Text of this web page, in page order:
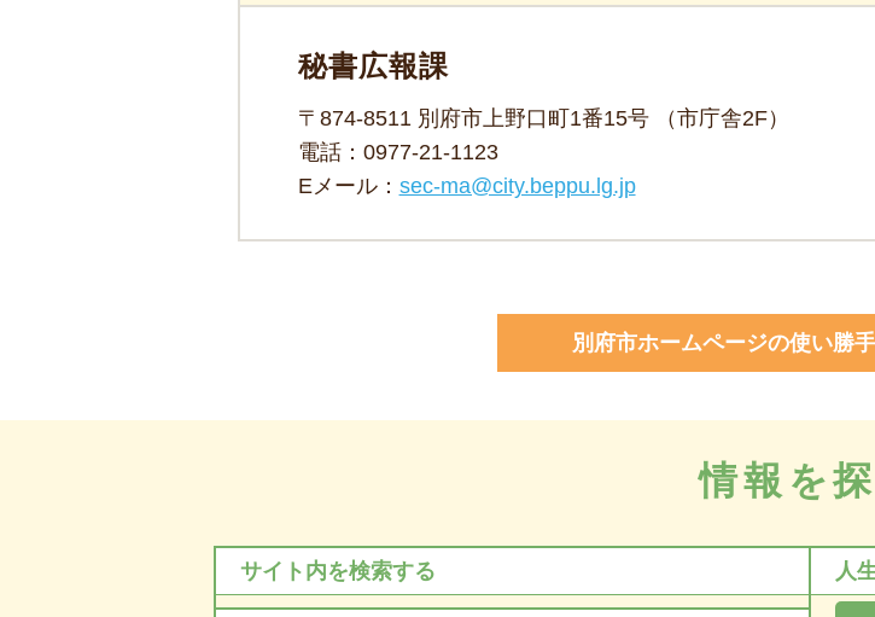
秘書広報課
〒874-8511 別府市上野口町1番15号 （市庁舎2F）
電話： 0977-21-1123
Eメール： sec-ma@city.beppu.lg.jp
別府市ホームページの使い勝
情報を
サイト内を検索する 人